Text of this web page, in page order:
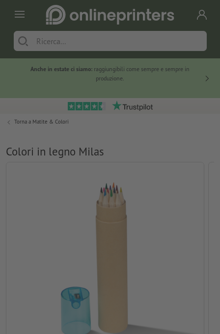
Anche in estate ci siamo: raggiungibili come sempre e sempre in
produzione.
Torna a Matite & Colori
Colori in legno Milas